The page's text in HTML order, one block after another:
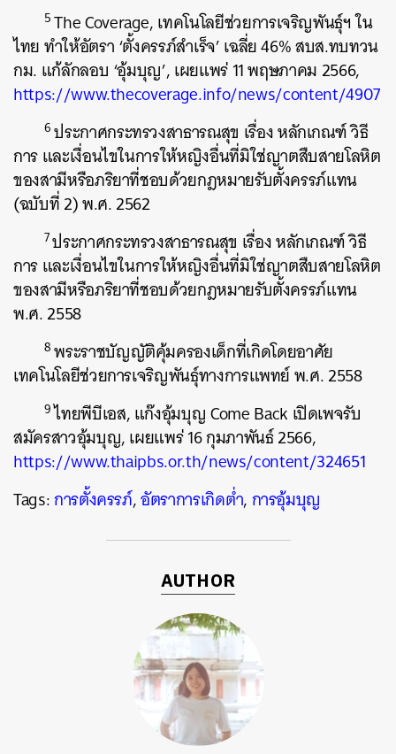
5The Coverage, เทคโนโลยีช่วยการเจริญพันธุ์ฯ ใน
ไทย ทำให้อัตรา ‘ตั้งครรภ์สำเร็จ’ เฉลี่ย 46% สบส.ทบทวน
กม. แก้ลักลอบ ‘อุ้มบุญ’, เผยแพร่ 11 พฤษภาคม 2566,
https://www.thecoverage.info/news/content/4907
6ประกาศกระทรวงสาธารณสุข เรื่อง หลักเกณฑ์ วิธี
การ และเงื่อนไขในการให้หญิงอื่นที่มิใช่ญาตสืบสายโลหิต
ของสามีหรือภริยาที่ชอบด้วยกฎหมายรับตั้งครรภ์แทน
(ฉบับที่ 2) พ.ศ. 2562
7ประกาศกระทรวงสาธารณสุข เรื่อง หลักเกณฑ์ วิธี
การ และเงื่อนไขในการให้หญิงอื่นที่มิใช่ญาตสืบสายโลหิต
ของสามีหรือภริยาที่ชอบด้วยกฎหมายรับตั้งครรภ์แทน
พ.ศ. 2558
8พระราชบัญญัติคุ้มครองเด็กที่เกิดโดยอาศัย
เทคโนโลยีช่วยการเจริญพันธุ์ทางการแพทย์ พ.ศ. 2558
9ไทยพีบีเอส, แก๊งอุ้มบุญ Come Back เปิดเพจรับ
สมัครสาวอุ้มบุญ, เผยแพร่ 16 กุมภาพันธ์ 2566,
https://www.thaipbs.or.th/news/content/324651
Tags:การตั้งครรภ์,อัตราการเกิดต่ำ,การอุ้มบุญ
AUTHOR